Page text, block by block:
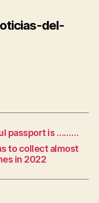
del-
passport is ………
to collect almost
in 2022